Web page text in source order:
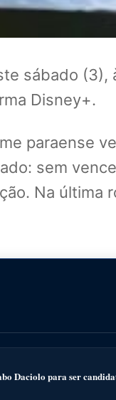
sábado (3),
Disney+.
paraense
sem
Na última
Daciolo para ser